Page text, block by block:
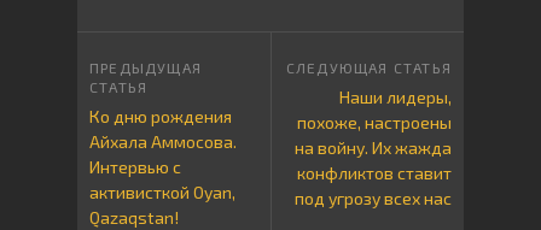
Ко дню рождения
Айхала Аммосова.
Интервью с
активисткой Oyan,
Qazaqstan!
Наши лидеры,
похоже, настроены
на войну. Их жажда
конфликтов ставит
под угрозу всех нас